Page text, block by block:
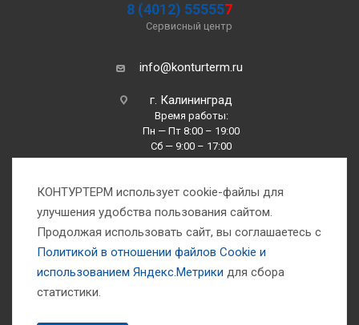
8 (4012) 555557
Сервисный центр
info@konturterm.ru
г. Калининград
Время работы:
Пн — Пт 8:00 – 19:00
Сб — 9:00 – 17:00
Вс —10:00 – 16:00
1993-2026 © Компания «Контуртерм» — инженерно-торговый центр
КОНТУРТЕРМ использует cookie-файлы для
улучшения удобства пользования сайтом.
Продолжая использовать сайт, вы соглашаетесь с
Политикой в отношении файлов Сookie и
использованием Яндекс.Метрики для сбора
статистики.